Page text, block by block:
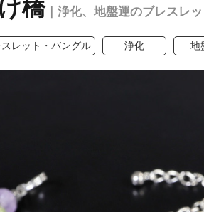
橋｜浄化、地盤運のブレスレ
レット・バングル 浄化 地